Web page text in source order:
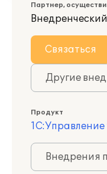
Партнер,
Связаться
Другие
Продукт
1С:Управление
Внедрения